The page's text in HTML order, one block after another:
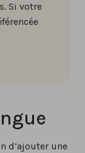
Si votre
d’ajouter une